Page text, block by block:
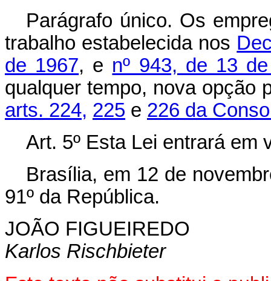
Parágrafo único. Os
trabalho estabelecida nos
de 1967, e nº 943, de 13
qualquer tempo, nova opção
arts. 224, 225 e 226 da
Art. 5º Esta Lei entrará em
Brasília, em 12 de
91º da República.
JOÃO FIGUEIREDO
Karlos Rischbieter